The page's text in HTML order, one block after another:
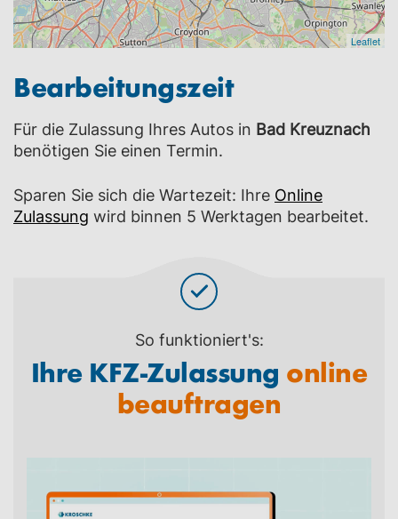
Leaflet
Bearbeitungszeit
Für die Zulassung Ihres Autos in Bad Kreuznach
benötigen Sie einen Termin.
Sparen Sie sich die Wartezeit: Ihre Online
Zulassung wird binnen 5 Werktagen bearbeitet.
So funktioniert's:
Ihre KFZ-Zulassung online
beauftragen